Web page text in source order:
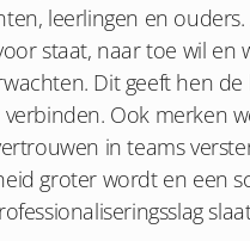
leerlingen en
staat, naar toe wil en
Dit geeft hen de
Ook merken
in teams
groter wordt en een